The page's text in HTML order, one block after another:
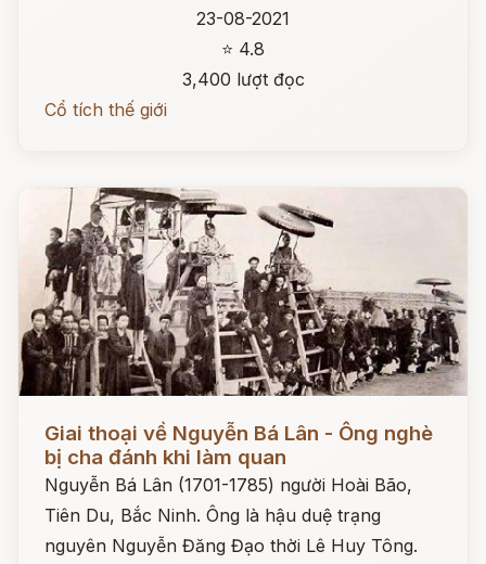
23-08-2021
⭐ 4.8
3,400 lượt đọc
Cổ tích thế giới
Giai thoại về Nguyễn Bá Lân - Ông nghè
bị cha đánh khi làm quan
Nguyễn Bá Lân (1701-1785) người Hoài Bão,
Tiên Du, Bắc Ninh. Ông là hậu duệ trạng
nguyên Nguyễn Đăng Đạo thời Lê Huy Tông.